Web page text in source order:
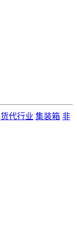
货代行业 集装箱 非